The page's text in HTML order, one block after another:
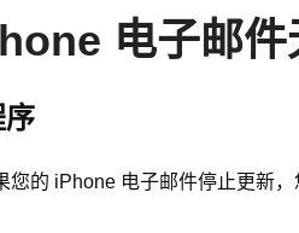
电子邮
序
的 iPhone 电子邮件停止更新